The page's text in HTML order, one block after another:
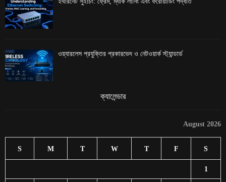
ওয়্যারলেস প্রযুক্তির প্রকারভেদ ও নেটওয়ার্ক স্ট্যান্ডার্ড
ক্যালেন্ডার
August 2026
S M T W T F S
1